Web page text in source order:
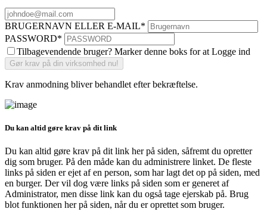
BRUGERNAVN ELLER E-MAIL*
PASSWORD*
Tilbagevendende bruger? Marker denne boks for at Logge ind
Krav anmodning bliver behandlet efter bekræftelse.
Du kan altid gøre krav på dit link
Du kan altid gøre krav på dit link her på siden, såfremt du opretter
dig som bruger. På den måde kan du administrere linket. De fleste
links på siden er ejet af en person, som har lagt det op på siden, med
en burger. Der vil dog være links på siden som er generet af
Administrator, men disse link kan du også tage ejerskab på. Brug
blot funktionen her på siden, når du er oprettet som bruger.